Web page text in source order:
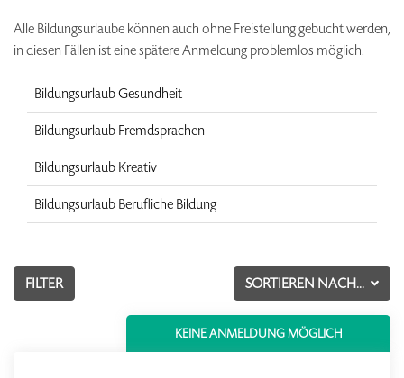
Alle Bildungsurlaube können auch ohne Freistellung gebucht werden,
in diesen Fällen ist eine spätere Anmeldung problemlos möglich.
Bildungsurlaub Gesundheit
Bildungsurlaub Fremdsprachen
Bildungsurlaub Kreativ
Bildungsurlaub Berufliche Bildung
SORTIEREN NACH...
FILTER
KEINE ANMELDUNG MÖGLICH